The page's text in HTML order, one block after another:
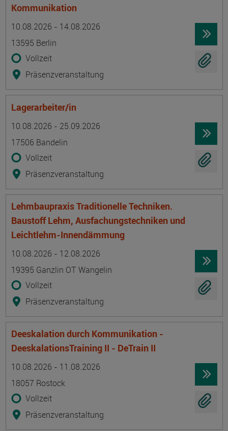
Kommunikation
10.08.2026 - 14.08.2026
13595 Berlin
Vollzeit
Präsenzveranstaltung
Lagerarbeiter/in
10.08.2026 - 25.09.2026
17506 Bandelin
Vollzeit
Präsenzveranstaltung
Lehmbaupraxis Traditionelle Techniken.
Baustoff Lehm, Ausfachungstechniken und
Leichtlehm-Innendämmung
10.08.2026 - 12.08.2026
19395 Ganzlin OT Wangelin
Vollzeit
Präsenzveranstaltung
Deeskalation durch Kommunikation -
DeeskalationsTraining II - DeTrain II
10.08.2026 - 11.08.2026
18057 Rostock
Vollzeit
Präsenzveranstaltung